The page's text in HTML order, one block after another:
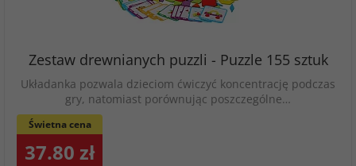
Zestaw drewnianych puzzli - Puzzle 155 sztuk
Układanka pozwala dzieciom ćwiczyć koncentrację podczas
gry, natomiast porównując poszczególne…
Świetna cena
37.80 zł